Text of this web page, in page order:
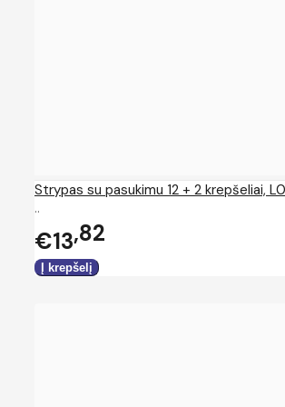
Strypas su pasukimu 12 + 2 krepšeliai,
..
€13 82